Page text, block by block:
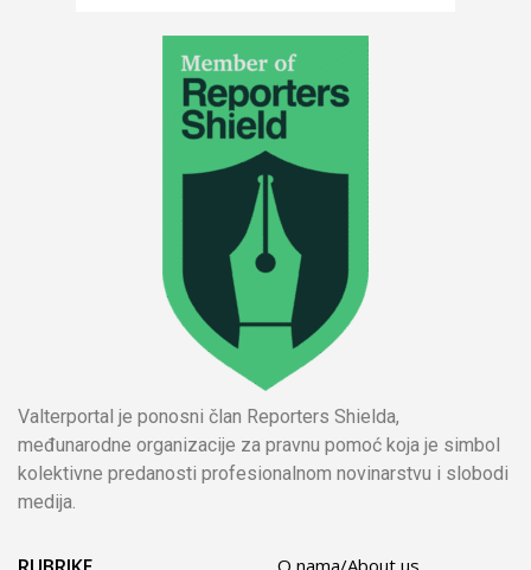
Valterportal je ponosni član Reporters Shielda,
međunarodne organizacije za pravnu pomoć koja je simbol
kolektivne predanosti profesionalnom novinarstvu i slobodi
medija.